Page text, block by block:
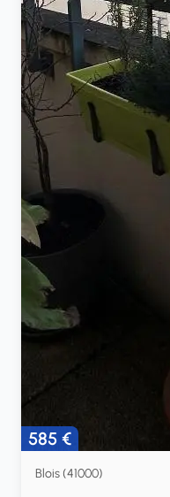
585 €
Blois (41000)